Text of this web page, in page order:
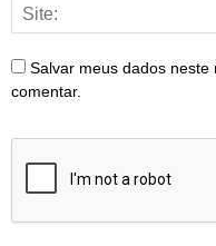
Salvar meus dados
comentar.